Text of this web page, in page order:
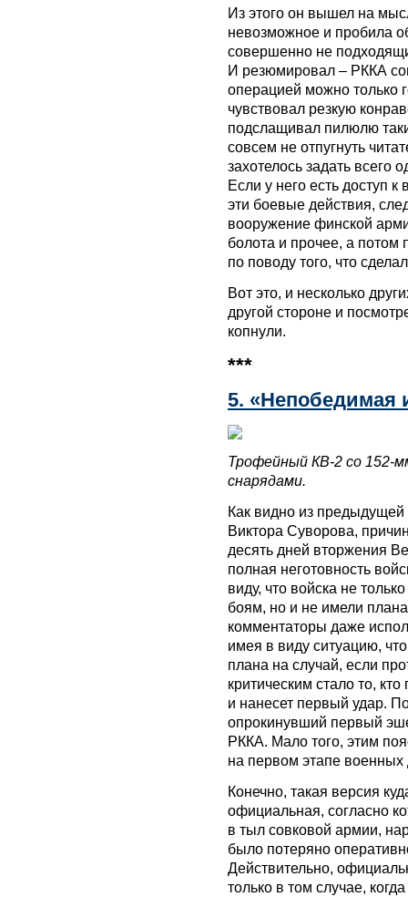
Из этого он вышел на
невозможное и пробила
совершенно не
И резюмировал – РККА
операцией можно только
чувствовал резкую
подслащивал пилюлю
совсем не отпугнуть
захотелось задать всего
Если у него есть доступ
эти боевые действия,
вооружение финской
болота и прочее, а потом
по поводу того, что
Вот это, и несколько
другой стороне и
копнули.
***
5. «Непобедимая
Трофейный КВ-2 со 152-
снарядами.
Как видно из
Виктора Суворова,
десять дней вторжения
полная неготовность
виду, что войска не
боям, но и не имели
комментаторы даже
имея в виду ситуацию,
плана на случай, если
критическим стало то,
и нанесет первый удар.
опрокинувший первый
РККА. Мало того, этим
на первом этапе военных
Конечно, такая версия
официальная, согласно
в тыл совковой армии,
было потеряно
Действительно,
только в том случае,